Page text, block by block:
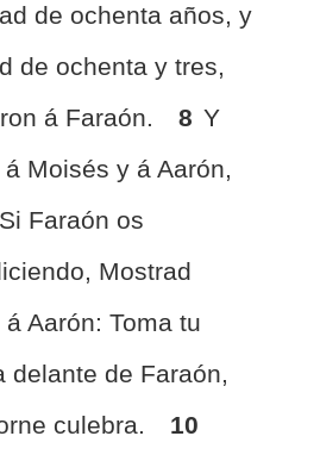
de ochenta años, y
de ochenta y tres,
á Faraón.
8 Y
Moisés y á Aarón,
Si Faraón os
Mostrad
Aarón: Toma tu
delante de Faraón,
culebra.
10